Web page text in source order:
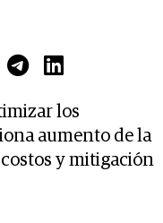
los
aumento de la
y mitigación